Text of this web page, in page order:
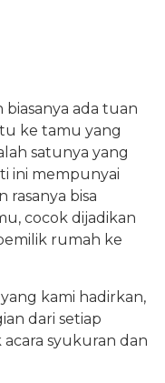
biasanya ada tuan
ke tamu yang
satunya yang
ini mempunyai
bisa
cocok dijadikan
rumah ke
kami hadirkan,
dari setiap
syukuran dan